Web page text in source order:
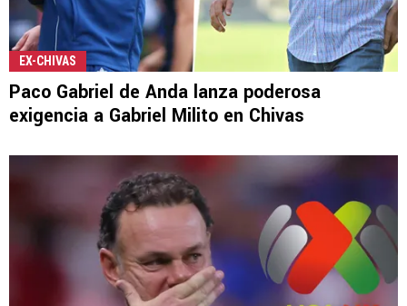
EX-CHIVAS
Paco Gabriel de Anda lanza poderosa
exigencia a Gabriel Milito en Chivas